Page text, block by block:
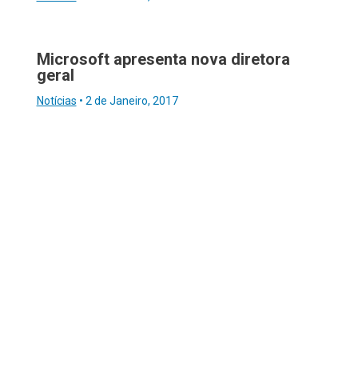
Microsoft apresenta nova diretora
geral
Notícias • 2 de Janeiro, 2017